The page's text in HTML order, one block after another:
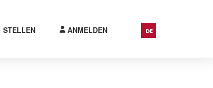
STELLEN ANMELDEN DE